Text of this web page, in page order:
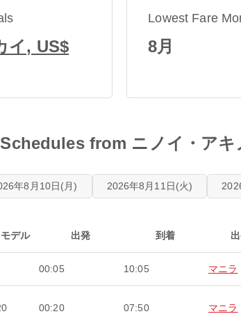
イ, US$
Lowest Fare
8月
from ニノイ・アキ
年8月10日(月) 2026年8月11日(火)
デル 出発 到着
00:05 10:05 マニラ
00:20 07:50 マニラ